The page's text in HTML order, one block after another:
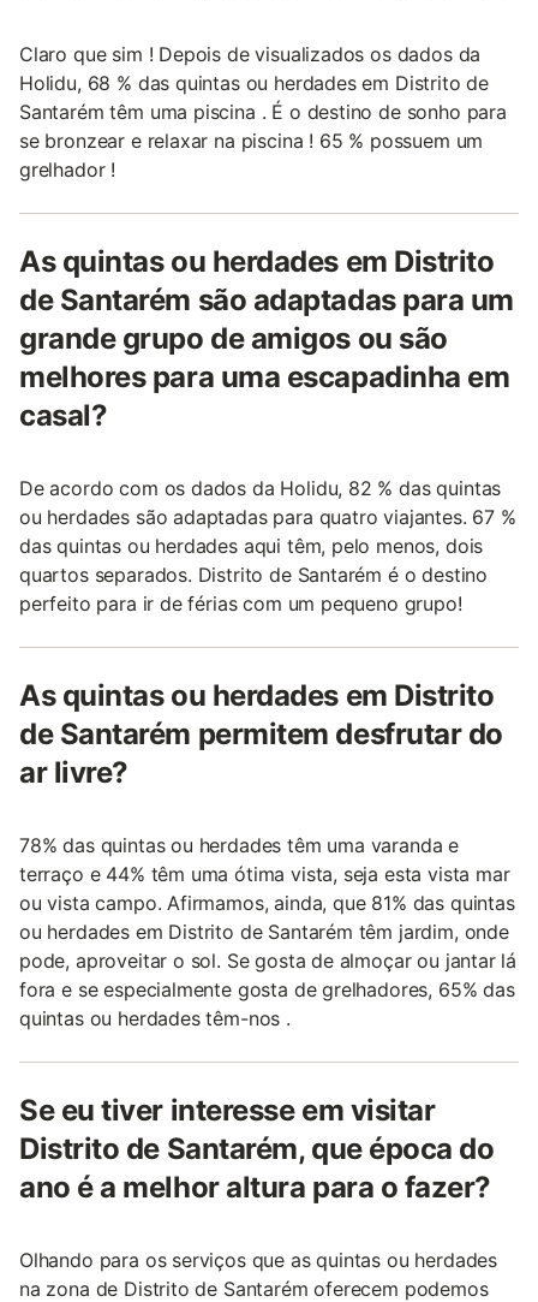
Claro que sim ! Depois de visualizados os dados da
Holidu, 68 % das quintas ou herdades em Distrito de
Santarém têm uma piscina . É o destino de sonho para
se bronzear e relaxar na piscina ! 65 % possuem um
grelhador !
As quintas ou herdades em Distrito
de Santarém são adaptadas para um
grande grupo de amigos ou são
melhores para uma escapadinha em
casal?
De acordo com os dados da Holidu, 82 % das quintas
ou herdades são adaptadas para quatro viajantes. 67 %
das quintas ou herdades aqui têm, pelo menos, dois
quartos separados. Distrito de Santarém é o destino
perfeito para ir de férias com um pequeno grupo!
As quintas ou herdades em Distrito
de Santarém permitem desfrutar do
ar livre?
78% das quintas ou herdades têm uma varanda e
terraço e 44% têm uma ótima vista, seja esta vista mar
ou vista campo. Afirmamos, ainda, que 81% das quintas
ou herdades em Distrito de Santarém têm jardim, onde
pode, aproveitar o sol. Se gosta de almoçar ou jantar lá
fora e se especialmente gosta de grelhadores, 65% das
quintas ou herdades têm-nos .
Se eu tiver interesse em visitar
Distrito de Santarém, que época do
ano é a melhor altura para o fazer?
Olhando para os serviços que as quintas ou herdades
na zona de Distrito de Santarém oferecem podemos